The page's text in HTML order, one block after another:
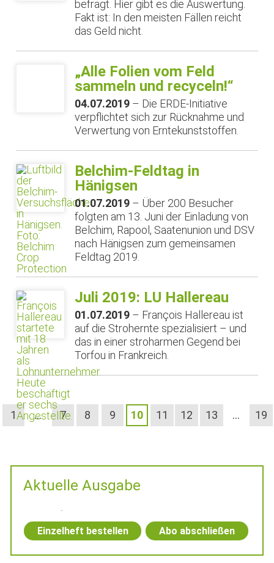
befragt. Hier gibt es die Auswertung.
Fakt ist: In den meisten Fällen reicht
das Geld nicht.
„Alle Folien vom Feld
sammeln und recyceln!“
04.07.2019 – Die ERDE-Initiative
verpflichtet sich zur Rücknahme und
Verwertung von Erntekunststoffen.
Belchim-Feldtag in
Hänigsen
01.07.2019 – Über 200 Besucher
folgten am 13. Juni der Einladung von
Belchim, Rapool, Saatenunion und DSV
nach Hänigsen zum gemeinsamen
Feldtag 2019.
Juli 2019: LU Hallereau
01.07.2019 – François Hallereau ist
auf die Strohernte spezialisiert – und
das in einer stroharmen Gegend bei
Torfou in Frankreich.
1 … 7 8 9 10 11 12 13 … 19
Aktuelle Ausgabe
Einzelheft bestellen Abo abschließen